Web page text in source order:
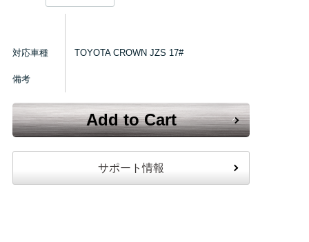
対応車種 TOYOTA CROWN JZS 17#
備考
Add to Cart
サポート情報